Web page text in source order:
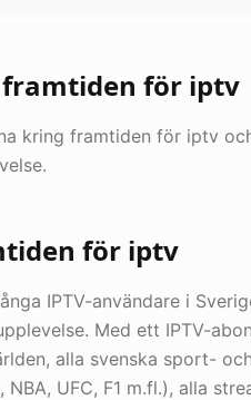
för iptv
kring framtiden för iptv
för iptv
IPTV-användare i
Med ett IPTV-
alla svenska sport-
NBA, UFC, F1 m.fl.), alla